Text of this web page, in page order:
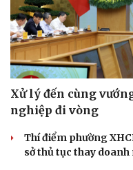
Xử lý đến cùng
nghiệp đi vòng
Thí điểm phường
sở thủ tục thay